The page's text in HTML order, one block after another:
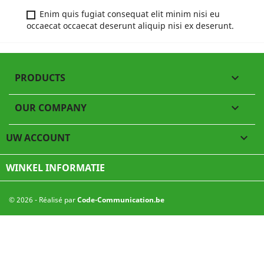
Enim quis fugiat consequat elit minim nisi eu
occaecat occaecat deserunt aliquip nisi ex deserunt.
PRODUCTS 
OUR COMPANY 
UW ACCOUNT 
WINKEL INFORMATIE
© 2026 - Réalisé parCode-Communication.be